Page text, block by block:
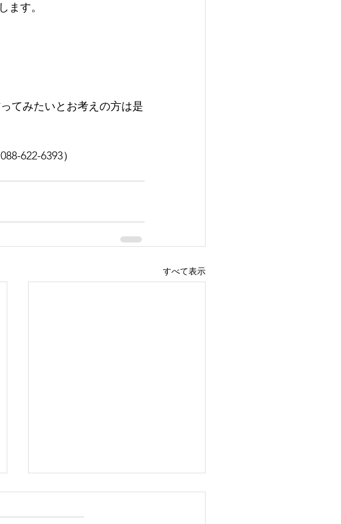
ます。
てみたいとお考えの方は是
622-6393）
すべて表示